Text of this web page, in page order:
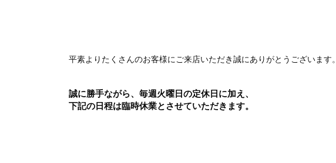
平素よりたくさんのお客様にご来店いただき誠にありがとうございます。
誠に勝手ながら、毎週火曜日の定休日に加え、
下記の日程は臨時休業とさせていただきます。